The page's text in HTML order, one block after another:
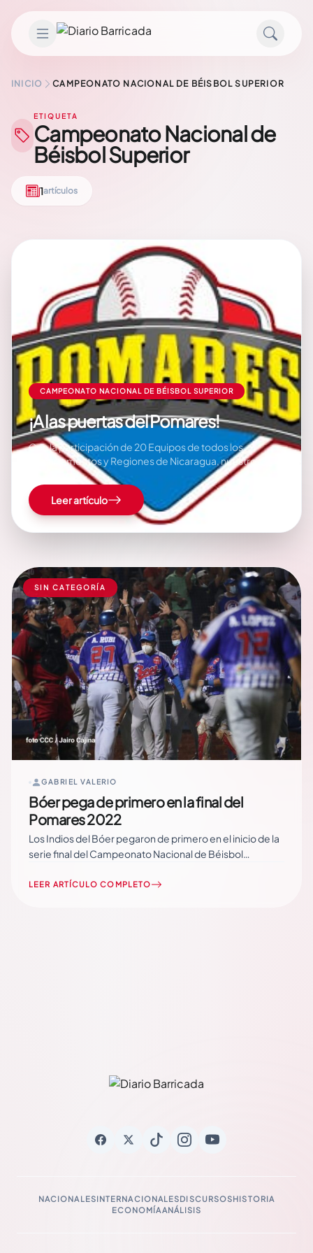
INICIO CAMPEONATO NACIONAL DE BÉISBOL SUPERIOR
ETIQUETA
Campeonato Nacional de
Béisbol Superior
1artículos
CAMPEONATO NACIONAL DE BÉISBOL SUPERIOR
¡A las puertas del Pomares!
Con la participación de 20 Equipos de todos los
Departamentos y Regiones de Nicaragua, nuestro
Gobierno de Reconciliación y Unidad Nacional a través
del Instituto Nicaragüense de Deportes, IND, la
Federación Nicaragüense de Beisbol Asociado, FENIBA,
y las Alcaldías Municipales participantes, inaugurará la
XXVII Edición del Campeonato Nacional de…
Leer artículo
SIN CATEGORÍA
GABRIEL VALERIO
Bóer pega de primero en la final del
Pomares 2022
Los Indios del Bóer pegaron de primero en el inicio de la
serie final del Campeonato Nacional de Béisbol
3-1 a Los Dantos en el juego uno. Con una gran actuación
LEER ARTÍCULO COMPLETO
NACIONALESINTERNACIONALESDISCURSOSHISTORIA
ECONOMÍAANÁLISIS